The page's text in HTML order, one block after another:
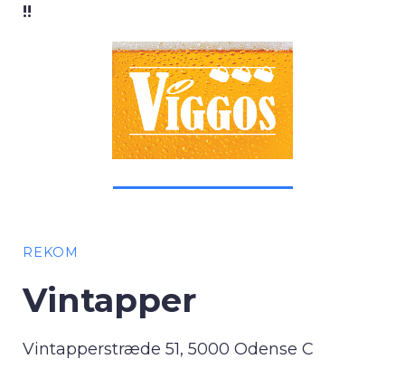
!!
REKOM
Vintapper
Vintapperstræde 51, 5000 Odense C